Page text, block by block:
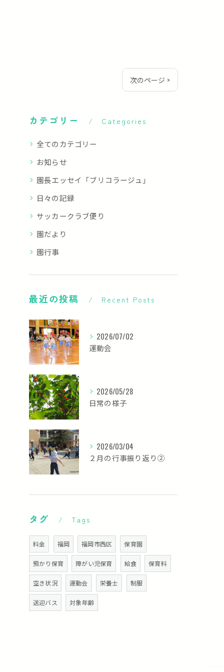
次のページ >
カテゴリー Categories
全てのカテゴリー
お知らせ
園長エッセイ「ブリコラージュ」
日々の記録
サッカークラブ便り
園だより
園行事
最近の投稿 Recent Posts
2026/07/02
運動会
2026/05/28
日常の様子
2026/03/04
２月の行事振り返り②
タグ Tags
料金 福岡 福岡市西区 保育園
預かり保育 障がい児保育 給食 保育料
空き状況 運動会 栄養士 制服
送迎バス 対象年齢